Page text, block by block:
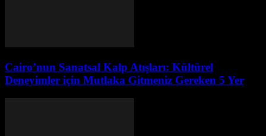
Cairo’nun Sanatsal Kalp Atışları: Kültürel
Deneyimler için Mutlaka Gitmeniz Gereken 5 Yer